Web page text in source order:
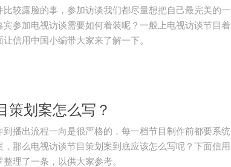
比较露脸的事，参加访谈我们都尽量想把自己最完美的一
宾参加电视访谈需要如何着装呢？一般上电视访谈节目着
信用中国小编带大家来了解一下。
策划案怎么写？
到播出流程一向是很严格的，每一档节目制作前都要系统
，那么电视访谈节目策划案到底应该怎么写呢？下面信用
理了一条，以供大家参考。